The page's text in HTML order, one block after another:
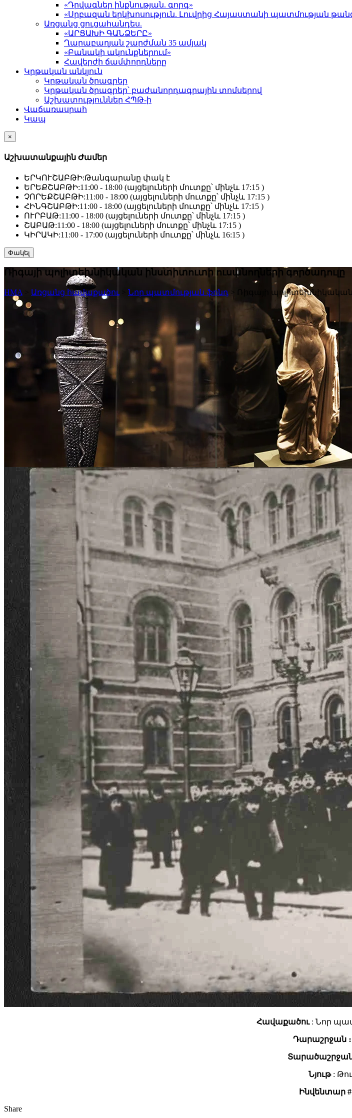
«Դրվագներ ինքնության. գորգ»
«Սրբազան երկխոսություն. Լուվրից Հայաստանի պատմության
Առցանց ցուցահանդես.
«ԱՐՑԱԽԻ ԳԱՆՁԵՐԸ»
Ղարաբաղյան շարժման 35 ամյակ
«Բանակի ակունքներում»
Հավերժի ճամփորդները
Կրթական անկյուն
Կրթական ծրագրեր
Կրթական ծրագրեր՝ բաժանորդագրային տոմսերով
Աշխատություններ ՀՊԹ-ի
Վաճառասրահ
Կապ
×
Աշխատանքային Ժամեր
ԵՐԿՈՒՇԱԲԹԻ:Թանգարանը փակ է
ԵՐԵՔՇԱԲԹԻ:11:00 - 18:00 (այցելուների մուտքը՝ մինչև 17:15 )
ՉՈՐԵՔՇԱԲԹԻ:11:00 - 18:00 (այցելուների մուտքը՝ մինչև 17:15 )
ՀԻՆԳՇԱԲԹԻ:11:00 - 18:00 (այցելուների մուտքը՝ մինչև 17:15 )
ՈՒՐԲԱԹ:11:00 - 18:00 (այցելուների մուտքը՝ մինչև 17:15 )
ՇԱԲԱԹ:11:00 - 18:00 (այցելուների մուտքը՝ մինչև 17:15 )
ԿԻՐԱԿԻ:11:00 - 17:00 (այցելուների մուտքը՝ մինչև 16:15 )
Փակել
Ռիգայի պոլիտեխնիկական ինստիտուտի ուսանողների գործադուլը
HMA Առցանց հավաքածու Նոր պատմության ֆոնդ > Ռիգայի
Հավաքածու: Նոր
Դարաշրջան ։
Նյութ:
Ինվենտար #
Share